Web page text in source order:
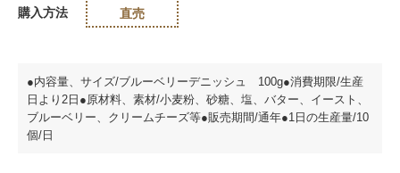
購入方法 直売
●内容量、サイズ/ブルーベリーデニッシュ 100g●消費期限/生産
日より2日●原材料、素材/小麦粉、砂糖、塩、バター、イースト、
ブルーベリー、クリームチーズ等●販売期間/通年●1日の生産量/10
個/日